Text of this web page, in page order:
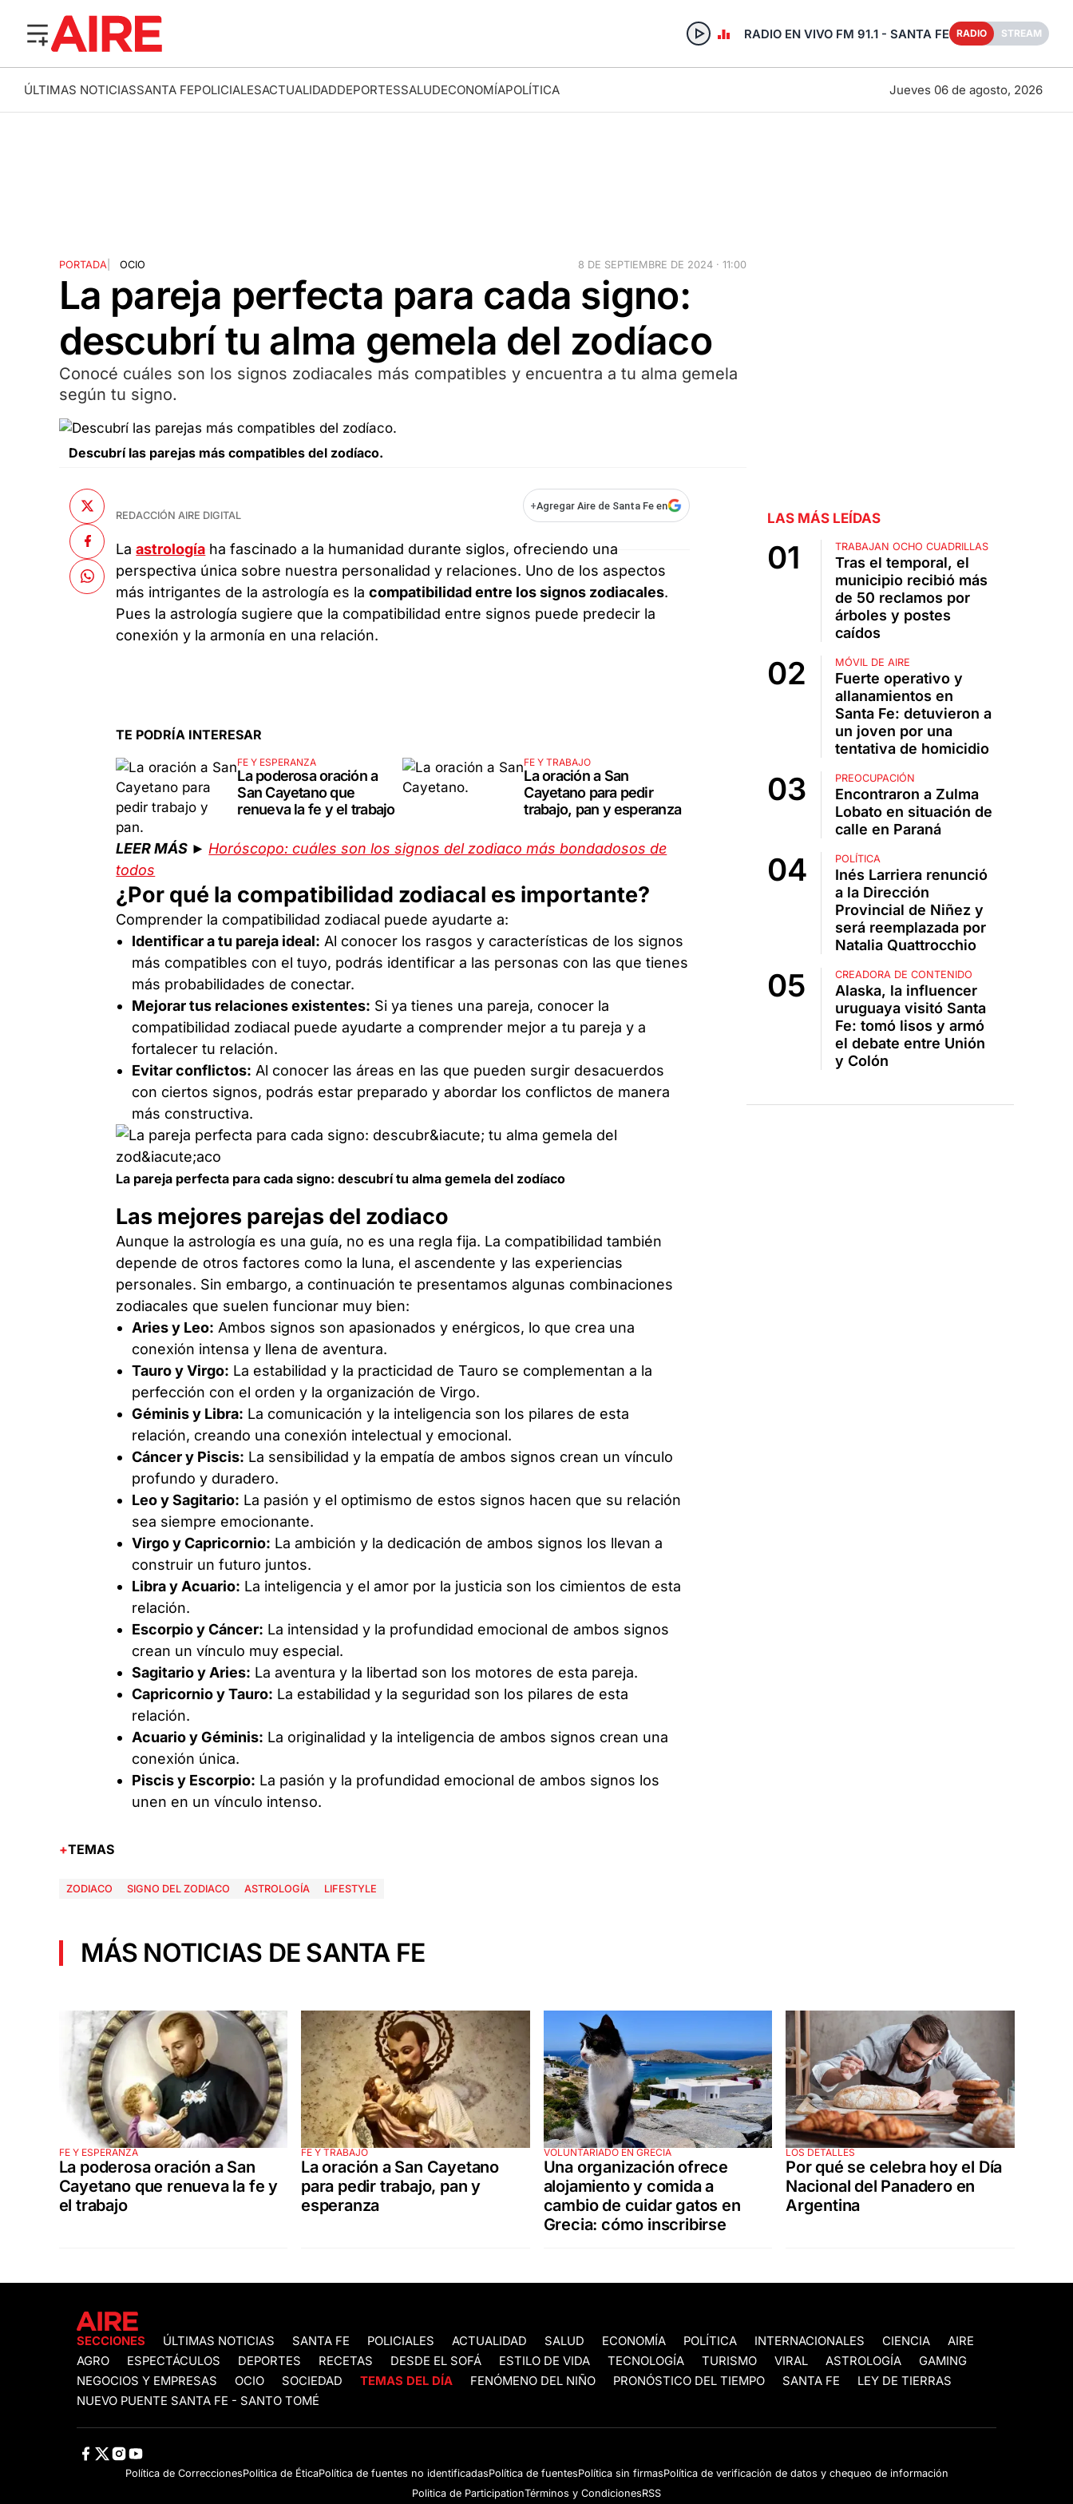
RADIO EN VIVO FM 91.1 - SANTA FE RADIO STREAM
ÚLTIMAS NOTICIASSANTA FEPOLICIALESACTUALIDADDEPORTESSALUDECONOMÍAPOLÍTICA Jueves 06 de agosto, 2026
PORTADA| OCIO 8 DE SEPTIEMBRE DE 2024 · 11:00
La pareja perfecta para cada signo:
descubrí tu alma gemela del zodíaco
Conocé cuáles son los signos zodiacales más compatibles y encuentra a tu alma gemela
según tu signo.
Descubrí las parejas más compatibles del zodíaco.
REDACCIÓN AIRE DIGITAL
+Agregar Aire de Santa Fe en
Laastrología ha fascinado a la humanidad durante siglos, ofreciendo una
perspectiva única sobre nuestra personalidad y relaciones. Uno de los aspectos
más intrigantes de la astrología es lacompatibilidad entre los signos zodiacales.
Pues la astrología sugiere que la compatibilidad entre signos puede predecir la
conexión y la armonía en una relación.
TE PODRÍA INTERESAR
FE Y ESPERANZA
La poderosa oración a
San Cayetano que
renueva la fe y el trabajo
FE Y TRABAJO
La oración a San
Cayetano para pedir
trabajo, pan y esperanza
LEER MÁS ► Horóscopo: cuáles son los signos del zodiaco más bondadosos de
todos
¿Por qué la compatibilidad zodiacal es importante?
Comprender la compatibilidad zodiacal puede ayudarte a:
Identificar a tu pareja ideal: Al conocer los rasgos y características de los signos
más compatibles con el tuyo, podrás identificar a las personas con las que tienes
más probabilidades de conectar.
Mejorar tus relaciones existentes: Si ya tienes una pareja, conocer la
compatibilidad zodiacal puede ayudarte a comprender mejor a tu pareja y a
fortalecer tu relación.
Evitar conflictos: Al conocer las áreas en las que pueden surgir desacuerdos
con ciertos signos, podrás estar preparado y abordar los conflictos de manera
más constructiva.
La pareja perfecta para cada signo: descubrí tu alma gemela del zodíaco
Las mejores parejas del zodiaco
Aunque la astrología es una guía, no es una regla fija. La compatibilidad también
depende de otros factores como la luna, el ascendente y las experiencias
personales. Sin embargo, a continuación te presentamos algunas combinaciones
zodiacales que suelen funcionar muy bien:
Aries y Leo: Ambos signos son apasionados y enérgicos, lo que crea una
conexión intensa y llena de aventura.
Tauro y Virgo: La estabilidad y la practicidad de Tauro se complementan a la
perfección con el orden y la organización de Virgo.
Géminis y Libra: La comunicación y la inteligencia son los pilares de esta
relación, creando una conexión intelectual y emocional.
Cáncer y Piscis: La sensibilidad y la empatía de ambos signos crean un vínculo
profundo y duradero.
Leo y Sagitario: La pasión y el optimismo de estos signos hacen que su relación
sea siempre emocionante.
Virgo y Capricornio: La ambición y la dedicación de ambos signos los llevan a
construir un futuro juntos.
Libra y Acuario: La inteligencia y el amor por la justicia son los cimientos de esta
relación.
Escorpio y Cáncer: La intensidad y la profundidad emocional de ambos signos
crean un vínculo muy especial.
Sagitario y Aries: La aventura y la libertad son los motores de esta pareja.
Capricornio y Tauro: La estabilidad y la seguridad son los pilares de esta
relación.
Acuario y Géminis: La originalidad y la inteligencia de ambos signos crean una
conexión única.
Piscis y Escorpio: La pasión y la profundidad emocional de ambos signos los
unen en un vínculo intenso.
LAS MÁS LEÍDAS
TRABAJAN OCHO CUADRILLAS
Tras el temporal, el
municipio recibió más
de 50 reclamos por
árboles y postes
caídos
MÓVIL DE AIRE
Fuerte operativo y
allanamientos en
Santa Fe: detuvieron a
un joven por una
tentativa de homicidio
PREOCUPACIÓN
Encontraron a Zulma
Lobato en situación de
calle en Paraná
POLÍTICA
Inés Larriera renunció
a la Dirección
Provincial de Niñez y
será reemplazada por
Natalia Quattrocchio
CREADORA DE CONTENIDO
Alaska, la influencer
uruguaya visitó Santa
Fe: tomó lisos y armó
el debate entre Unión
y Colón
TEMAS
ZODIACO SIGNO DEL ZODIACO ASTROLOGÍA LIFESTYLE
MÁS NOTICIAS DE SANTA FE
FE Y ESPERANZA
La poderosa oración a San
Cayetano que renueva la fe y
el trabajo
FE Y TRABAJO
La oración a San Cayetano
para pedir trabajo, pan y
esperanza
VOLUNTARIADO EN GRECIA
Una organización ofrece
alojamiento y comida a
cambio de cuidar gatos en
Grecia: cómo inscribirse
LOS DETALLES
Por qué se celebra hoy el Día
Nacional del Panadero en
Argentina
SECCIONES ÚLTIMAS NOTICIAS SANTA FE POLICIALES ACTUALIDAD SALUD ECONOMÍA POLÍTICA INTERNACIONALES CIENCIA
AIRE
AGRO
ESPECTÁCULOS DEPORTES RECETAS DESDE EL SOFÁ ESTILO DE VIDA TECNOLOGÍA TURISMO VIRAL ASTROLOGÍA
GAMING
NEGOCIOS Y EMPRESAS
OCIO SOCIEDAD TEMAS DEL DÍA FENÓMENO DEL NIÑO PRONÓSTICO DEL TIEMPO SANTA FE
LEY DE TIERRAS
NUEVO PUENTE SANTA FE - SANTO TOMÉ
Política de CorreccionesPolitica de ÉticaPolítica de fuentes no identificadasPolítica de fuentesPolítica sin firmasPolítica de verificación de datos y chequeo de información
Politica de ParticipationTérminos y CondicionesRSS